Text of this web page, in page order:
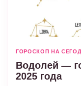
ГОРОСКОП НА
Водолей —
2025 года